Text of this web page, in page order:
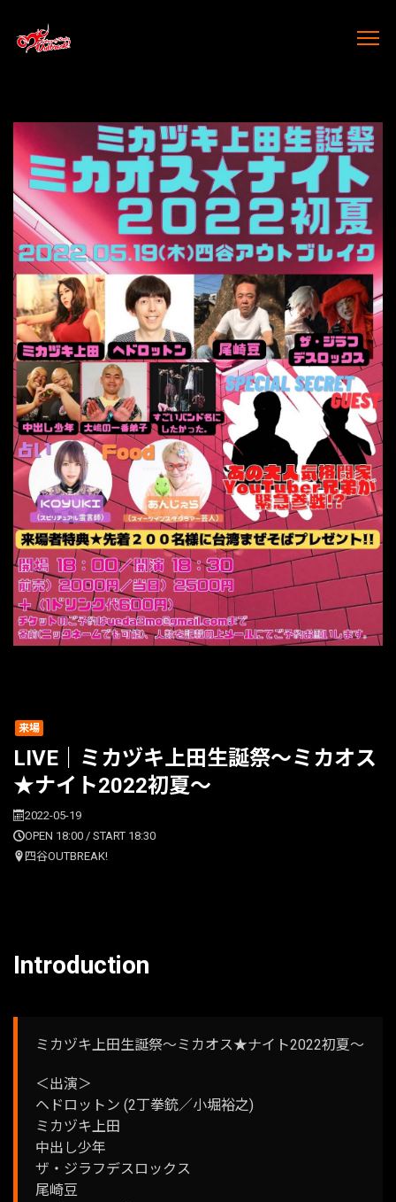
来場
LIVE｜ミカヅキ上田生誕祭～ミカオス
★ナイト2022初夏～
2022-05-19
OPEN 18:00 / START 18:30
四谷OUTBREAK!
Introduction
ミカヅキ上田生誕祭～ミカオス★ナイト2022初夏～
＜出演＞
ヘドロットン (2丁拳銃／小堀裕之)
ミカヅキ上田
中出し少年
ザ・ジラフデスロックス
尾崎豆